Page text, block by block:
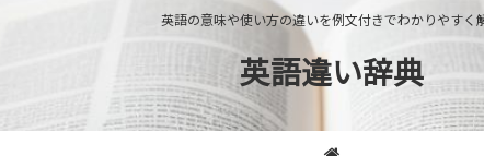
英語の意味や使い方の違いを例文付きでわかりやすく
英語違い辞典